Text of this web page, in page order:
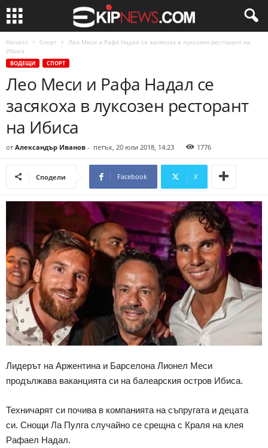
Начало Спорт
Лео Меси и Рафа Надал се засякоха в луксозен ресторант на
Ибиса
ВОДЕЩИ СПОРТ
Лео Меси и Рафа Надал се
засякоха в луксозен ресторант
на Ибиса
от Александър Иванов - петък, 20 юли 2018, 14:23 1776
Сподели Facebook X
Лидерът на Аржентина и Барселона Лионел Меси
продължава ваканцията си на балеарския остров Ибиса.
Техничарят си почива в компанията на съпругата и децата
си. Снощи Ла Пулга случайно се срещна с Краля на клея
Рафаел Надал.